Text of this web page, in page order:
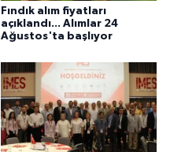
Fındık alım fiyatları
açıklandı... Alımlar 24
Ağustos'ta başlıyor